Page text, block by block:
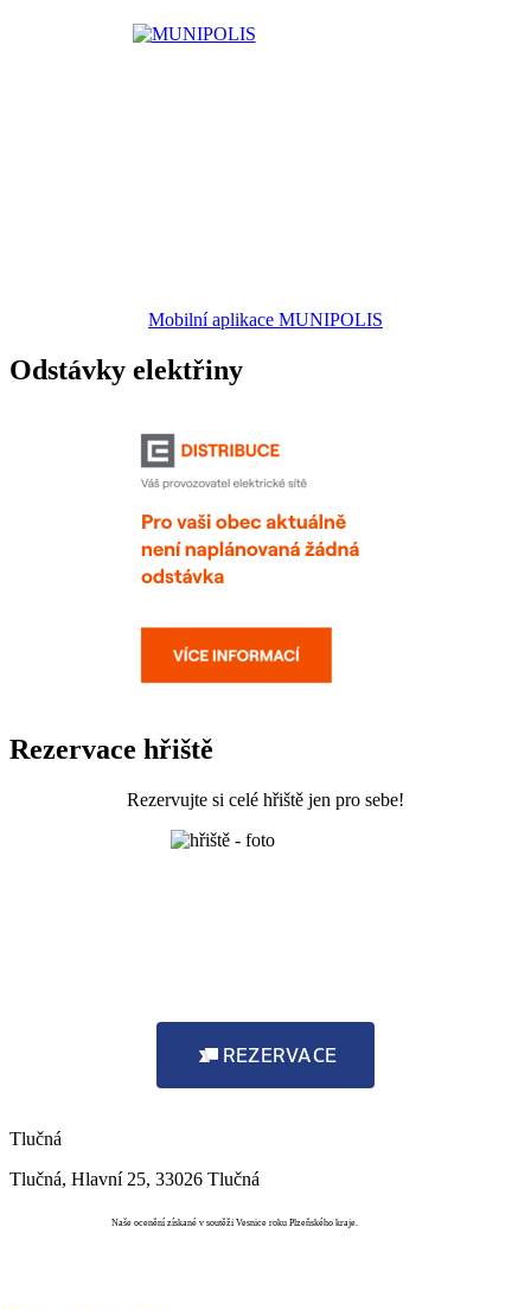
Mobilní aplikace MUNIPOLIS
Odstávky elektřiny
Rezervace hřiště
Rezervujte si celé hřiště jen pro sebe!
REZERVACE
Tlučná
Tlučná, Hlavní 25, 33026 Tlučná
Naše ocenění získané v soutěži Vesnice roku Plzeňského kraje.